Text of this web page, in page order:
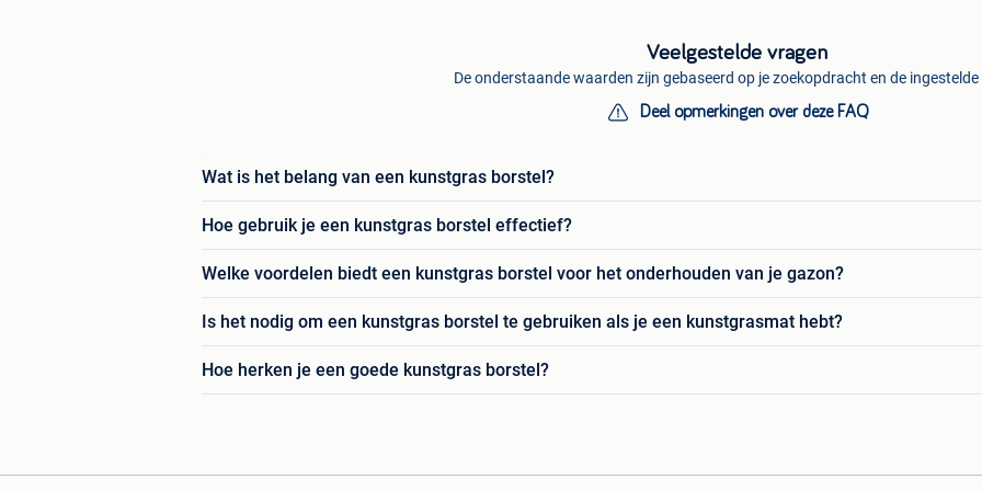
Veelgestelde vragen
De onderstaande waarden zijn gebaseerd op je zoekopdracht en de
Deel opmerkingen over deze FAQ
Wat is het belang van een kunstgras borstel?
Hoe gebruik je een kunstgras borstel effectief?
Welke voordelen biedt een kunstgras borstel voor het onderhouden van je gazon?
Is het nodig om een kunstgras borstel te gebruiken als je een kunstgrasmat hebt?
Hoe herken je een goede kunstgras borstel?